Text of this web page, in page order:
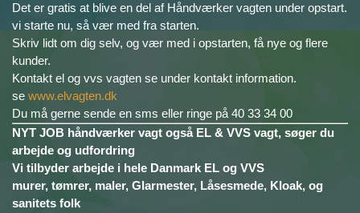
Det er gratis at blive en del af Håndværker vagten under opstart.
vi starte nu, så vær med fra starten.
Skriv lidt om dig selv, og vær med i opstarten, få nye og flere
kunder.
Kontakt el og vvs vagten se under kontakt information.
se www.elvagten.dk
Du må gerne sende en sms eller ringe på 40 33 34 00
NYT JOB håndværker vagt også EL & VVS vagt, søger du
arbejde og udfordring
Vi tilbyder arbejde i hele Danmark EL og VVS
murer, tømrer, maler, Glarmester, Låsesmede, Kloak, og
sanitets folk